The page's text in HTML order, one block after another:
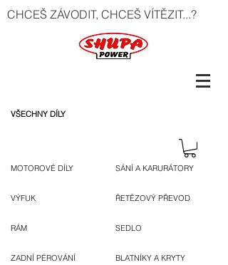
CHCEŠ ZÁVODIT, CHCEŠ VÍTĚZIT...?
VŠECHNY DÍLY
MOTOROVÉ DÍLY
VÝFUK
RÁM
ZADNÍ PÉROVÁNÍ
SÁNÍ A KARURÁTORY
ŘETĚZOVÝ PŘEVOD
SEDLO
BLATNÍKY A KRYTY